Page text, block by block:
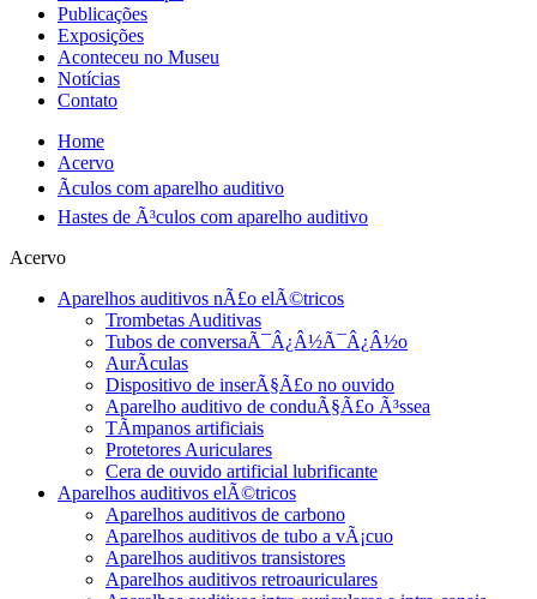
Publicações
Exposições
Aconteceu no Museu
Notícias
Contato
Home
Acervo
Ãculos com aparelho auditivo
Hastes de Ã³culos com aparelho auditivo
Acervo
Aparelhos auditivos nÃ£o elÃ©tricos
Trombetas Auditivas
Tubos de conversaÃ¯Â¿Â½Ã¯Â¿Â½o
AurÃ­culas
Dispositivo de inserÃ§Ã£o no ouvido
Aparelho auditivo de conduÃ§Ã£o Ã³ssea
TÃ­mpanos artificiais
Protetores Auriculares
Cera de ouvido artificial lubrificante
Aparelhos auditivos elÃ©tricos
Aparelhos auditivos de carbono
Aparelhos auditivos de tubo a vÃ¡cuo
Aparelhos auditivos transistores
Aparelhos auditivos retroauriculares